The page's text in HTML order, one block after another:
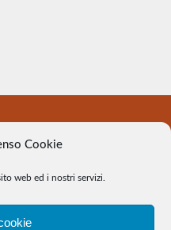
Cookie
web ed i nostri servizi.